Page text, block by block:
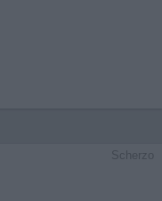
Scherzo